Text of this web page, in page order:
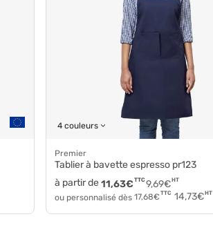
4 couleurs
Premier
Tablier à bavette espresso pr123
à partir de
9,69€HT
11,63€ TTC
ou personnalisé dès 17,68€ TTC 14,73€HT